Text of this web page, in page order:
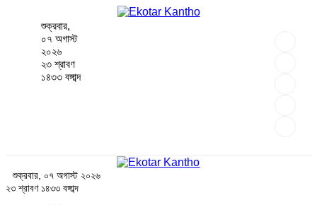
শুক্রবার,
০৭ অগাস্ট
২০২৬
২৩ শ্রাবণ
১৪৩৩ বঙ্গাব্দ
শুক্রবার, ০৭ অগাস্ট ২০২৬
২৩ শ্রাবণ ১৪৩৩ বঙ্গাব্দ